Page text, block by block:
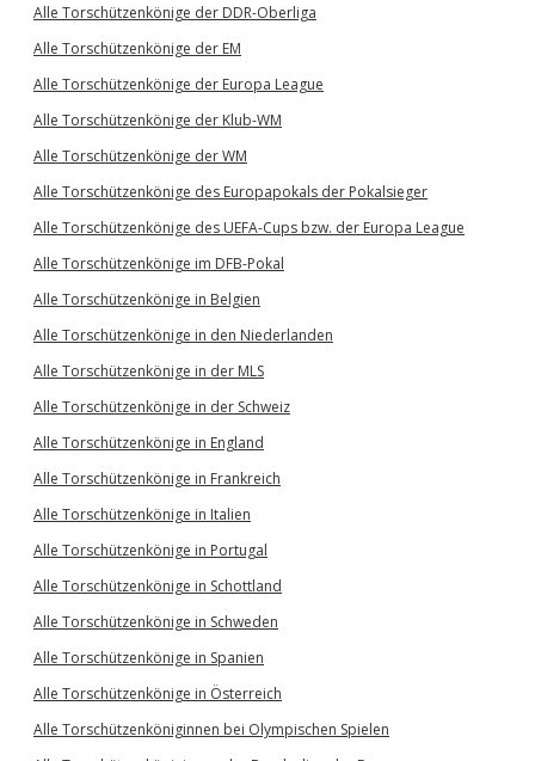
Alle Torschützenkönige der DDR-Oberliga
Alle Torschützenkönige der EM
Alle Torschützenkönige der Europa League
Alle Torschützenkönige der Klub-WM
Alle Torschützenkönige der WM
Alle Torschützenkönige des Europapokals der Pokalsieger
Alle Torschützenkönige des UEFA-Cups bzw. der Europa League
Alle Torschützenkönige im DFB-Pokal
Alle Torschützenkönige in Belgien
Alle Torschützenkönige in den Niederlanden
Alle Torschützenkönige in der MLS
Alle Torschützenkönige in der Schweiz
Alle Torschützenkönige in England
Alle Torschützenkönige in Frankreich
Alle Torschützenkönige in Italien
Alle Torschützenkönige in Portugal
Alle Torschützenkönige in Schottland
Alle Torschützenkönige in Schweden
Alle Torschützenkönige in Spanien
Alle Torschützenkönige in Österreich
Alle Torschützenköniginnen bei Olympischen Spielen